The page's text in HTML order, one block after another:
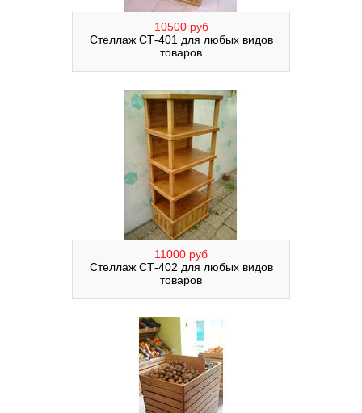
10500 руб
Стеллаж СТ-401 для любых видов
товаров
11000 руб
Стеллаж СТ-402 для любых видов
товаров